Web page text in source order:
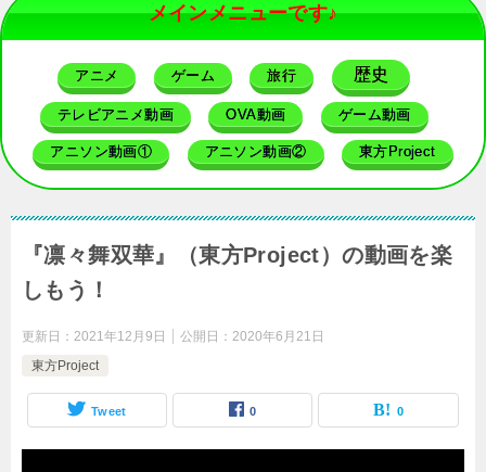
メインメニューです♪
アニメ ゲーム 旅行 歴史
テレビアニメ動画 OVA動画 ゲーム動画
アニソン動画① アニソン動画② 東方Project
『凛々舞双華』（東方Project）の動画を楽
しもう！
更新日： 2021年12月9日 公開日： 2020年6月21日
東方Project
Tweet 0 0